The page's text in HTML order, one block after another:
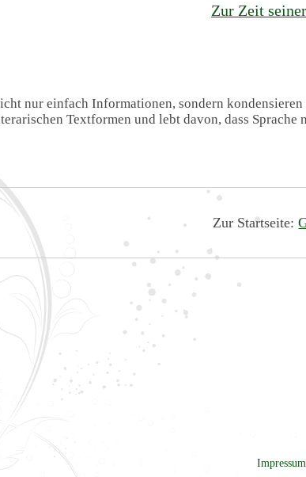
Zur Zeit
nur einfach Informationen, sondern
Textformen und lebt davon, dass
Zur Startseite:
Impressum